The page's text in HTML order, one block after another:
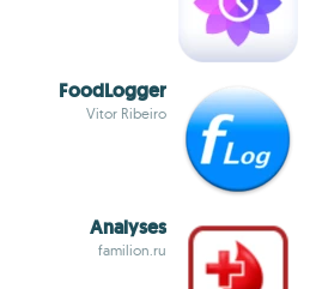
FoodLogger
Vitor Ribeiro
Analyses
familion.ru